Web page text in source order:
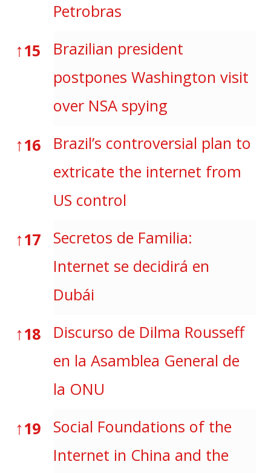
Petrobras
↑15
Brazilian president
postpones Washington visit
over NSA spying
↑16
Brazil’s controversial plan to
extricate the internet from
US control
↑17
Secretos de Familia:
Internet se decidirá en
Dubái
↑18
Discurso de Dilma Rousseff
en la Asamblea General de
la ONU
↑19
Social Foundations of the
Internet in China and the